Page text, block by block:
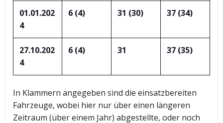
01.01.202
4
6 (4) 31 (30) 37 (34)
27.10.202
4
6 (4) 31 37 (35)
In Klammern angegeben sind die einsatzbereiten
Fahrzeuge, wobei hier nur über einen längeren
Zeitraum (über einem Jahr) abgestellte, oder noch